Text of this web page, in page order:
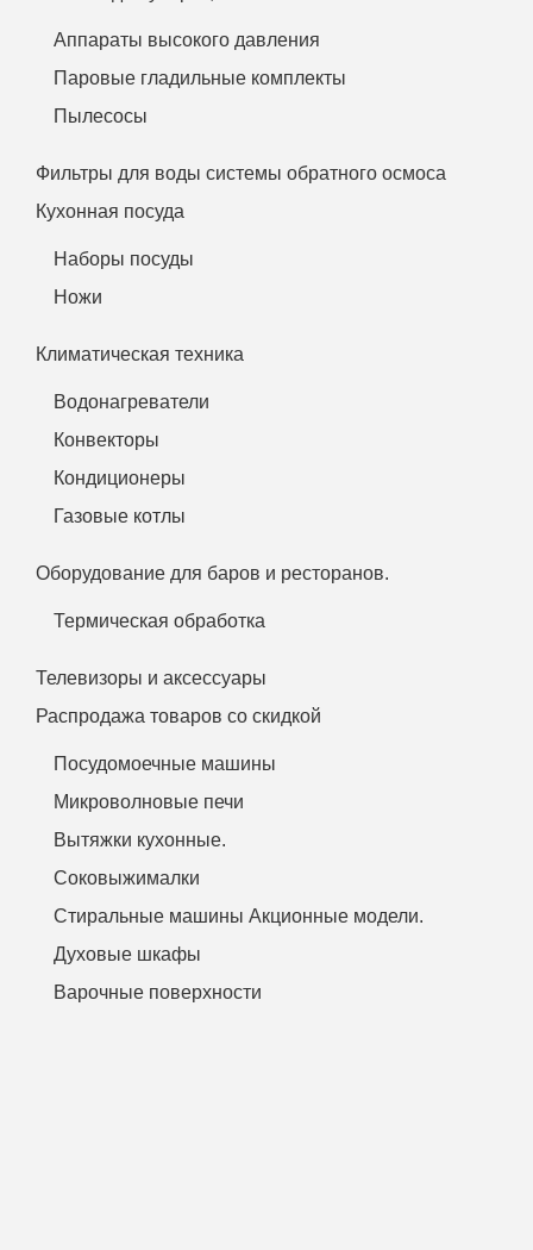
Аппараты высокого давления
Паровые гладильные комплекты
Пылесосы
Фильтры для воды системы обратного осмоса
Кухонная посуда
Наборы посуды
Ножи
Климатическая техника
Водонагреватели
Конвекторы
Кондиционеры
Газовые котлы
Оборудование для баров и ресторанов.
Термическая обработка
Телевизоры и аксессуары
Распродажа товаров со скидкой
Посудомоечные машины
Микроволновые печи
Вытяжки кухонные.
Соковыжималки
Стиральные машины Акционные модели.
Духовые шкафы
Варочные поверхности